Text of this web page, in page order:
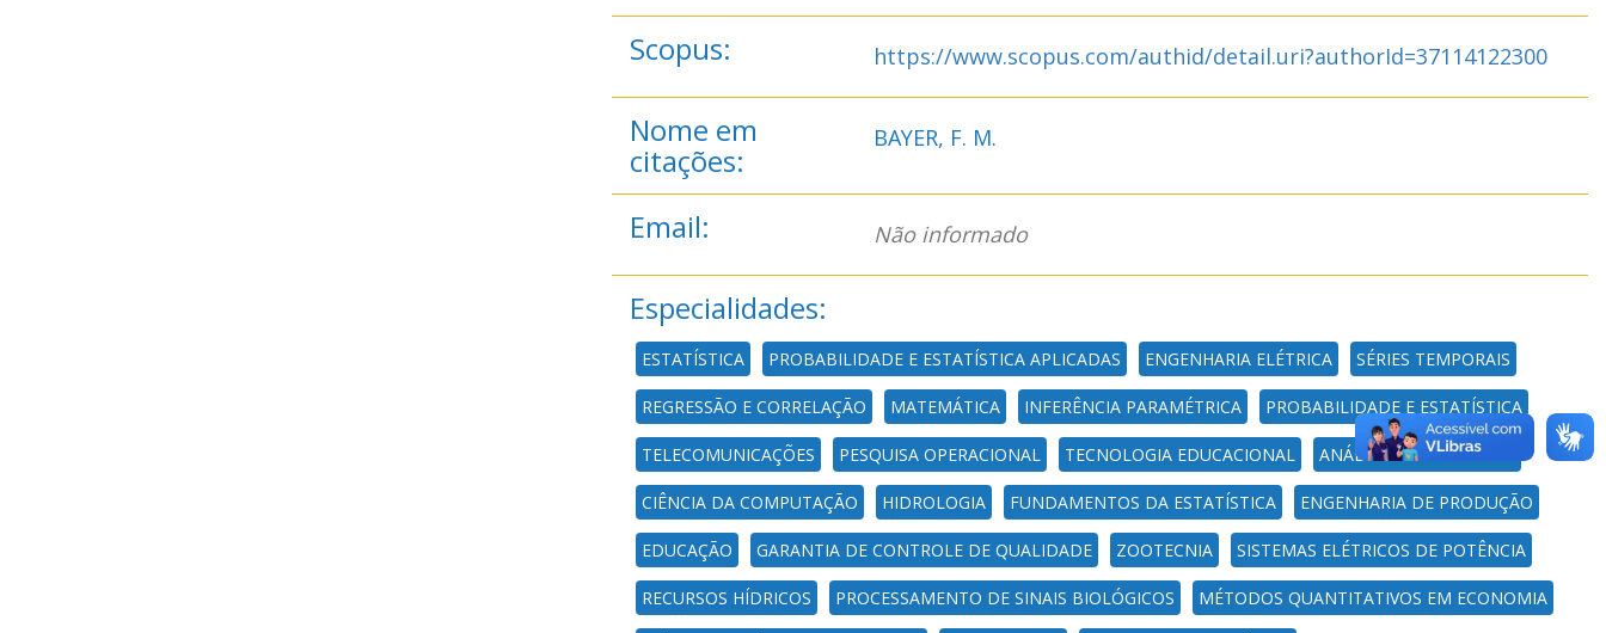
Scopus: https://www.scopus.com/authid/detail.uri?authorId=37114122300
Nome em
citações:
BAYER, F. M.
Email: Não informado
Especialidades:
ESTATÍSTICA PROBABILIDADE E ESTATÍSTICA APLICADAS ENGENHARIA ELÉTRICA SÉRIES TEMPORAIS
REGRESSÃO E CORRELAÇÃO MATEMÁTICA INFERÊNCIA PARAMÉTRICA PROBABILIDADE E ESTATÍSTICA
TELECOMUNICAÇÕES PESQUISA OPERACIONAL TECNOLOGIA EDUCACIONAL ANÁLISE MULTIVARIADA
CIÊNCIA DA COMPUTAÇÃO HIDROLOGIA FUNDAMENTOS DA ESTATÍSTICA ENGENHARIA DE PRODUÇÃO
EDUCAÇÃO GARANTIA DE CONTROLE DE QUALIDADE ZOOTECNIA SISTEMAS ELÉTRICOS DE POTÊNCIA
RECURSOS HÍDRICOS PROCESSAMENTO DE SINAIS BIOLÓGICOS MÉTODOS QUANTITATIVOS EM ECONOMIA